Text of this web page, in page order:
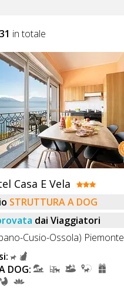
31 in totale
Casa E Vela
STRUTTURA A DOG
dai Viaggiatori
Cusio-Ossola) Piemonte
DOG: